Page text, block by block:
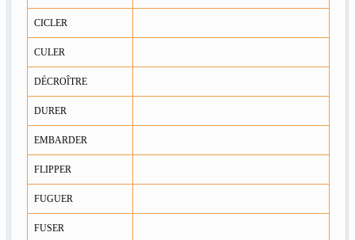
CICLER
CULER
DÉCROÎTRE
DURER
EMBARDER
FLIPPER
FUGUER
FUSER